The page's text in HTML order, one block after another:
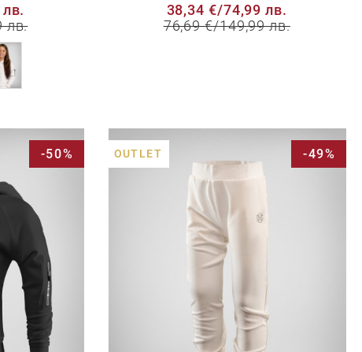
лв.
38,34 €/74,99 лв.
76,69 €/149,99 лв.
-50% OUTLET -49%